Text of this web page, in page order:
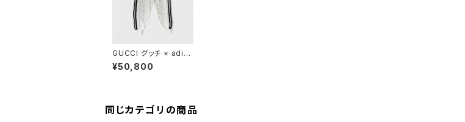
GUCCI グッチ × adid
as アディダス モヘア ニ
ット パンツ
¥50,800
同じカテゴリの商品